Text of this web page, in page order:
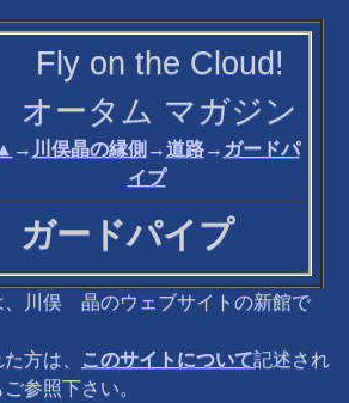
Fly on the Cloud!
オータム マガジン
▲ → 川俣晶の縁側 →道路→ ガードパ
イプ
ガードパイプ
川俣 晶のウェブサイトの新館で
方は、
このサイトについて記述され
参照下さい。